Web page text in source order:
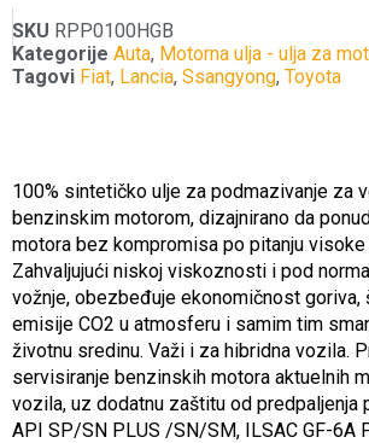
SKU RPP0100HGB
Kategorije Auta, Motorna ulja - ulja za
Tagovi Fiat, Lancia, Ssangyong, Toyota
100% sintetičko ulje za podmazivanje za
benzinskim motorom, dizajnirano da
motora bez kompromisa po pitanju
Zahvaljujući niskoj viskoznosti i pod
vožnje, obezbeđuje ekonomičnost
emisije CO2 u atmosferu i samim tim
životnu sredinu. Važi i za hibridna vozila.
servisiranje benzinskih motora aktuelnih
vozila, uz dodatnu zaštitu od predpaljenja
API SP/SN PLUS /SN/SM, ILSAC GF-6A